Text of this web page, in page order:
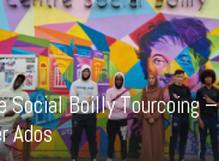
Social Boilly Tourcoing –
Ados